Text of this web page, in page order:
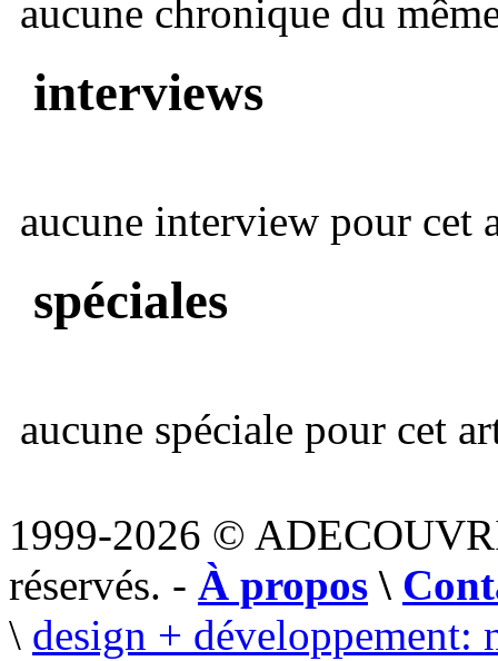
aucune chronique du
interviews
aucune interview pour cet
spéciales
aucune spéciale pour cet
1999-2026 ©
réservés. - À propos \
\ design + développement: